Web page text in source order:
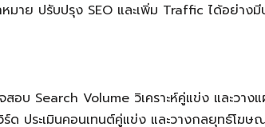
มาย ปรับปรุง SEO และเพิ่ม Traffic ได้อย่าง
สอบ Search Volume วิเคราะห์คู่แข่ง และว
ประเมินคอนเทนต์คู่แข่ง และวางกลยุทธ์โฆ